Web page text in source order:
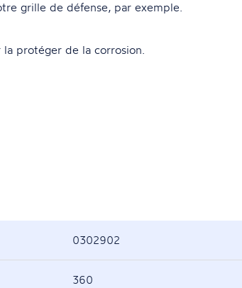
grille de défense, par exemple.
protéger de la corrosion.
0302902
360